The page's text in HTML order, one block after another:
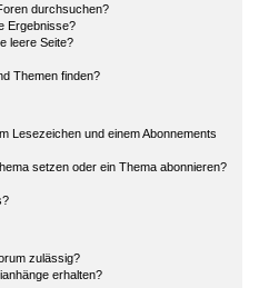
durchsuchen?
Ergebnisse?
leere Seite?
Themen finden?
Lesezeichen und einem Abonnements
setzen oder ein Thema abonnieren?
zulässig?
erhalten?